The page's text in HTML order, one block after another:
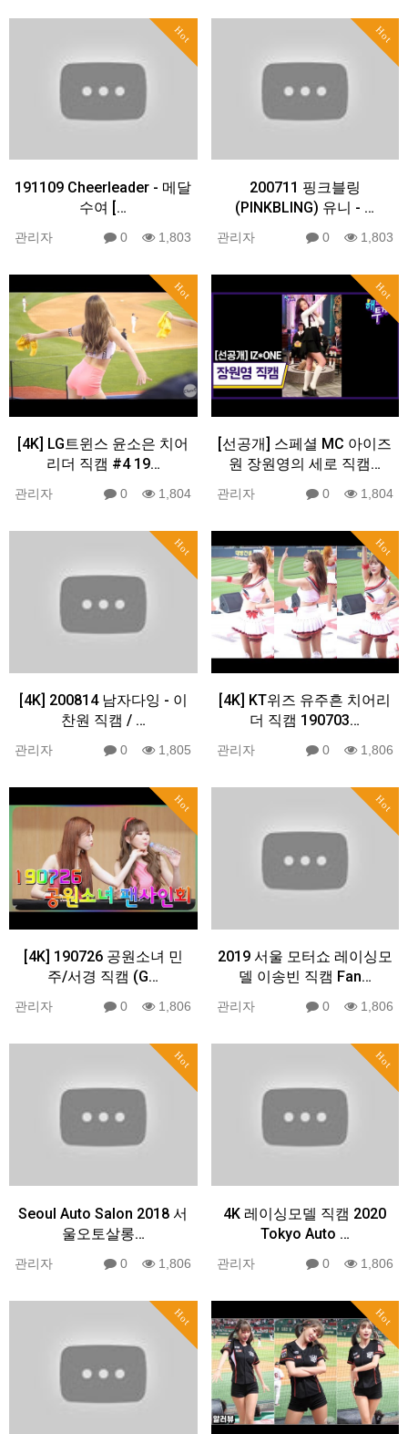
Hot
191109 Cheerleader - 메달
수여 […
관리자 0 1,803
Hot
200711 핑크블링
(PINKBLING) 유니 - …
관리자 0 1,803
Hot
[4K] LG트윈스 윤소은 치어
리더 직캠 #4 19…
관리자 0 1,804
Hot
[선공개] 스페셜 MC 아이즈
원 장원영의 세로 직캠…
관리자 0 1,804
Hot
[4K] 200814 남자다잉 - 이
찬원 직캠 / …
관리자 0 1,805
Hot
[4K] KT위즈 유주흔 치어리
더 직캠 190703…
관리자 0 1,806
Hot
[4K] 190726 공원소녀 민
주/서경 직캠 (G…
관리자 0 1,806
Hot
2019 서울 모터쇼 레이싱모
델 이송빈 직캠 Fan…
관리자 0 1,806
Hot
Seoul Auto Salon 2018 서
울오토살롱…
관리자 0 1,806
Hot
4K 레이싱모델 직캠 2020
Tokyo Auto …
관리자 0 1,806
Hot Hot